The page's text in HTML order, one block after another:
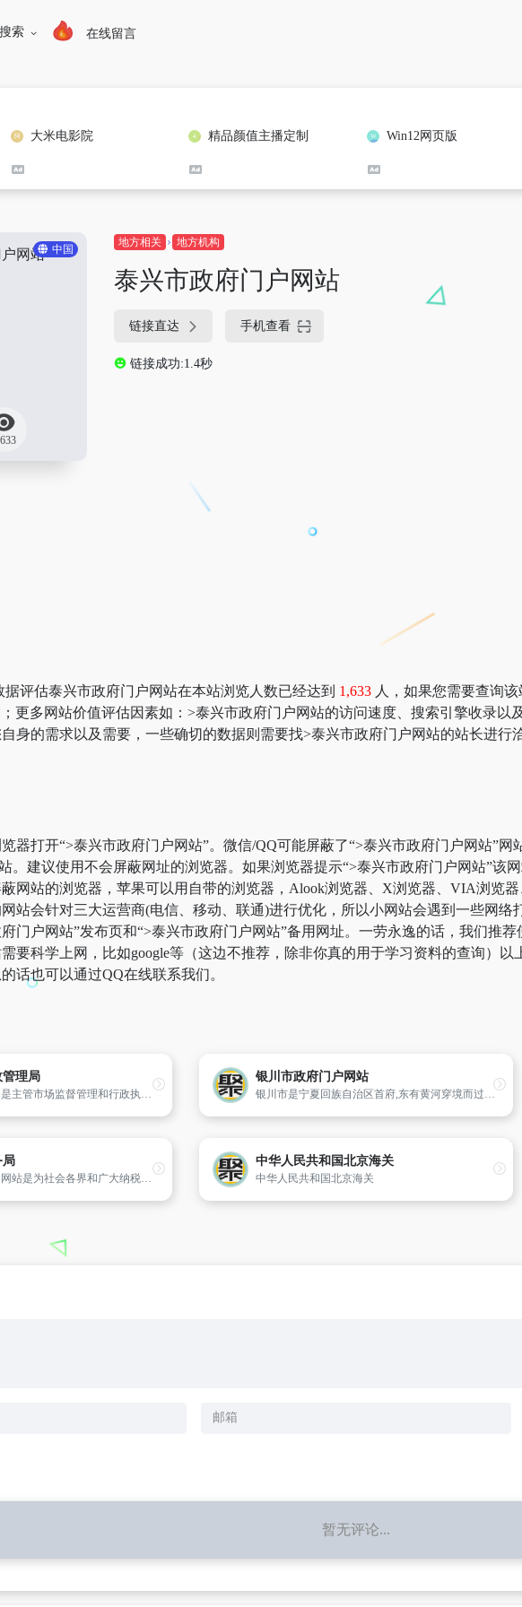
搜索 在线留言
大米电影院 精品颜值主播定制 Win12网页版
中国
地方相关 地方机构
泰兴市政府门户网站
链接直达 手机查看
链接成功:1.4秒
评估泰兴市政府门户网站在本站浏览人数已经达到 1,633 人，如果您需要查询
；更多网站价值评估因素如：>泰兴市政府门户网站的访问速度、搜索引擎收录以
身的需求以及需要，一些确切的数据则需要找>泰兴市政府门户网站的站长进行
器打开“>泰兴市政府门户网站”。微信/QQ可能屏蔽了“>泰兴市政府门户网站”
。建议使用不会屏蔽网址的浏览器。如果浏览器提示“>泰兴市政府门户网站”该
网站的浏览器，苹果可以用自带的浏览器，Alook浏览器、X浏览器、VIA浏览
站会针对三大运营商(电信、移动、联通)进行优化，所以小网站会遇到一些网络
门户网站”发布页和“>泰兴市政府门户网站”备用网址。一劳永逸的话，我们推
要科学上网，比如google等（这边不推荐，除非你真的用于学习资料的查询）
话也可以通过QQ在线联系我们。
理局
省工商行政管理局是主管市场监督管理和行政执法工作的省政府直属机构。
银川市政府门户网站
银川市是宁夏回族自治区首府,东有黄河穿境而过,西依贺兰山,素有“塞上江南、鱼米之乡”的美誉,这里自然风光秀丽,人文景观独特,区位优势明显,是方圆500公里唯一的区域性中心城市。
局
重庆市地方税务局网站是为社会各界和广大纳税人提供优质的税收服务,帮助社会各界和广大纳税人及时了解和掌握国家的各项税收政策、法律法规以及地税机关工作情况的网络平台。广大用户可以在重庆市地方税务局网站上方便快捷地查询税收法规,了解税收资讯,接受纳税服务,办理涉税业务,进行互动交流,实行监督举报
中华人民共和国北京海关
中华人民共和国北京海关
暂无评论...